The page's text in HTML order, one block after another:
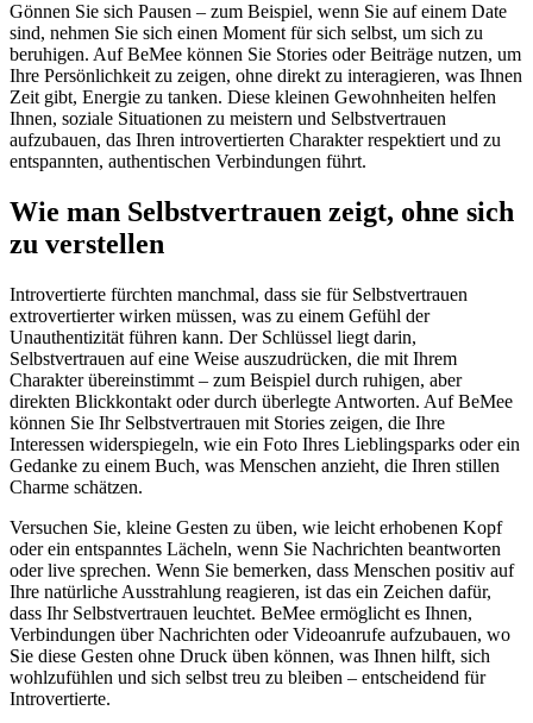
Gönnen Sie sich Pausen – zum Beispiel, wenn Sie auf einem Date
sind, nehmen Sie sich einen Moment für sich selbst, um sich zu
beruhigen. Auf BeMee können Sie Stories oder Beiträge nutzen, um
Ihre Persönlichkeit zu zeigen, ohne direkt zu interagieren, was Ihnen
Zeit gibt, Energie zu tanken. Diese kleinen Gewohnheiten helfen
Ihnen, soziale Situationen zu meistern und Selbstvertrauen
aufzubauen, das Ihren introvertierten Charakter respektiert und zu
entspannten, authentischen Verbindungen führt.
Wie man Selbstvertrauen zeigt, ohne sich
zu verstellen
Introvertierte fürchten manchmal, dass sie für Selbstvertrauen
extrovertierter wirken müssen, was zu einem Gefühl der
Unauthentizität führen kann. Der Schlüssel liegt darin,
Selbstvertrauen auf eine Weise auszudrücken, die mit Ihrem
Charakter übereinstimmt – zum Beispiel durch ruhigen, aber
direkten Blickkontakt oder durch überlegte Antworten. Auf BeMee
können Sie Ihr Selbstvertrauen mit Stories zeigen, die Ihre
Interessen widerspiegeln, wie ein Foto Ihres Lieblingsparks oder ein
Gedanke zu einem Buch, was Menschen anzieht, die Ihren stillen
Charme schätzen.
Versuchen Sie, kleine Gesten zu üben, wie leicht erhobenen Kopf
oder ein entspanntes Lächeln, wenn Sie Nachrichten beantworten
oder live sprechen. Wenn Sie bemerken, dass Menschen positiv auf
Ihre natürliche Ausstrahlung reagieren, ist das ein Zeichen dafür,
dass Ihr Selbstvertrauen leuchtet. BeMee ermöglicht es Ihnen,
Verbindungen über Nachrichten oder Videoanrufe aufzubauen, wo
Sie diese Gesten ohne Druck üben können, was Ihnen hilft, sich
wohlzufühlen und sich selbst treu zu bleiben – entscheidend für
Introvertierte.